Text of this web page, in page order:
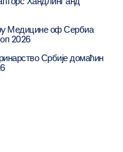
Медицине оф Сербиа
2026
Србије домаћин